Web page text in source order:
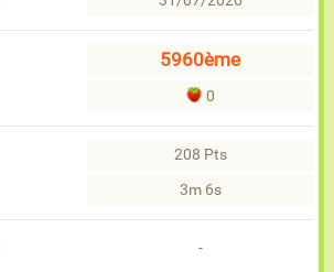
5960ème
0
208 Pts
3m 6s
-